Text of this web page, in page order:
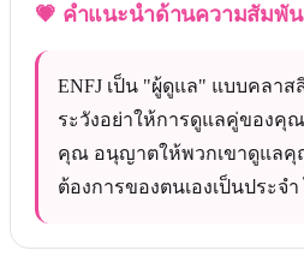
💗 คำแนะนำด้านความสัมพั
ENFJ เป็น "ผู้ดูแล" แบบคลา
ระวังอย่าให้การดูแลคู่ของคุ
คุณ อนุญาตให้พวกเขาดูแลคุ
ต้องการของตนเองเป็นประจ